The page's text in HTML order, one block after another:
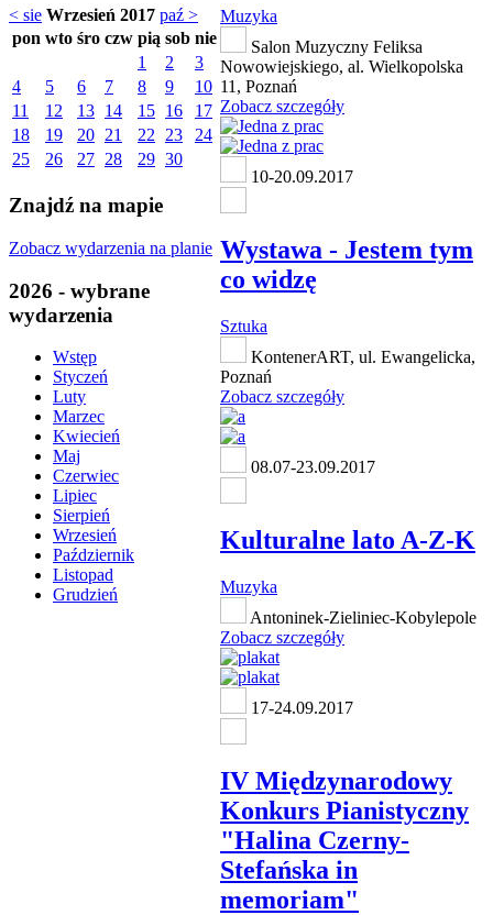
< sie Wrzesień 2017 paź >
pon wto śro czw pią sob nie
1
2
3
4
5 6 7 8 9
10
11
12 13 14 15 16
17
18
19 20 21 22 23
24
25
26 27 28 29 30
Znajdź na mapie
Zobacz wydarzenia na planie
2026 - wybrane
wydarzenia
Wstęp
Styczeń
Luty
Marzec
Kwiecień
Maj
Czerwiec
Lipiec
Sierpień
Wrzesień
Październik
Listopad
Grudzień
Muzyka
Salon Muzyczny Feliksa
Nowowiejskiego, al. Wielkopolska
11, Poznań
Zobacz szczegóły
10-20.09.2017
Wystawa - Jestem tym
co widzę
Sztuka
KontenerART, ul. Ewangelicka,
Poznań
Zobacz szczegóły
08.07-23.09.2017
Kulturalne lato A-Z-K
Muzyka
Antoninek-Zieliniec-Kobylepole
Zobacz szczegóły
17-24.09.2017
IV Międzynarodowy
Konkurs Pianistyczny
"Halina Czerny-
Stefańska in
memoriam"